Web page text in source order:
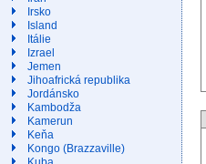
Irsko
Island
Itálie
Izrael
Jemen
Jihoafrická republika
Jordánsko
Kambodža
Kamerun
Keňa
Kongo (Brazzaville)